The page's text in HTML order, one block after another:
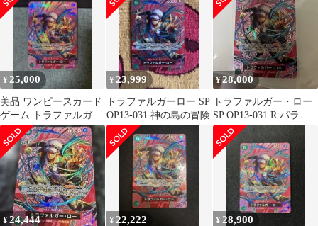
険 パラレル
¥25,000
美品 ワンピースカード
ゲーム トラファルガー
•ロー SP
¥23,999
トラファルガーロー SP
OP13-031 神の島の冒険
¥28,000
トラファルガー・ロー
SP OP13-031 R パラレ
ル 神の島の冒険
¥24,444 ¥ 22,222 ¥ 28,900